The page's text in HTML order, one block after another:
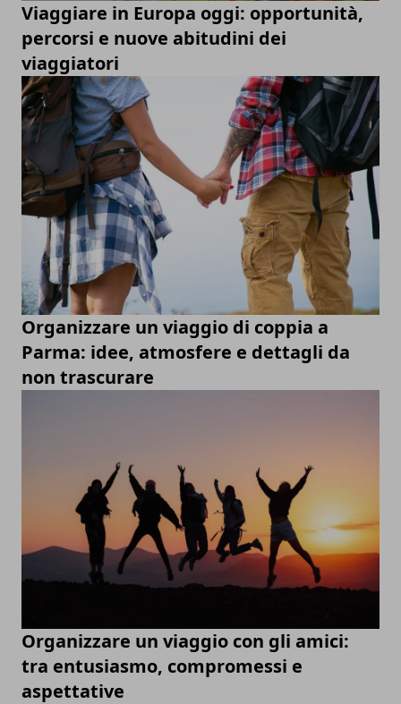
Viaggiare in Europa oggi: opportunità,
percorsi e nuove abitudini dei
viaggiatori
Organizzare un viaggio di coppia a
Parma: idee, atmosfere e dettagli da
non trascurare
Organizzare un viaggio con gli amici:
tra entusiasmo, compromessi e
aspettative